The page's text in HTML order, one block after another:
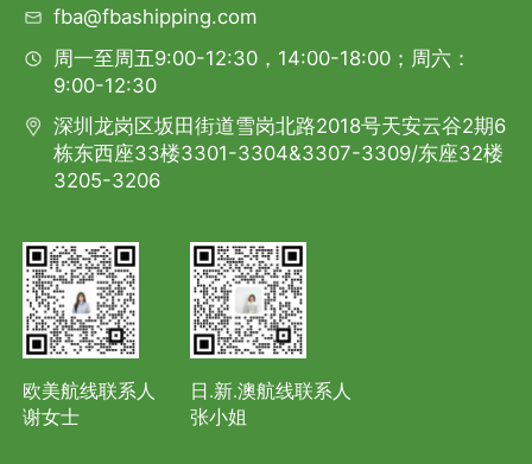
fba@fbashipping.com
周一至周五9:00-12:30，14:00-18:00；周六：
9:00-12:30
深圳龙岗区坂田街道雪岗北路2018号天安云谷2期6
栋东西座33楼3301-3304&3307-3309/东座32楼
3205-3206
欧美航线联系人
谢女士
日.新.澳航线联系人
张小姐